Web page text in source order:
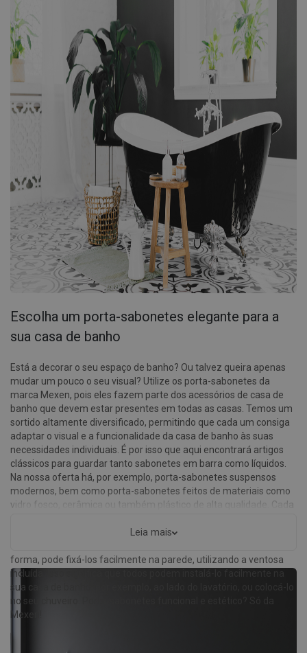
Escolha um porta-sabonetes elegante para a
sua casa de banho
Está a decorar o seu espaço de banho? Ou talvez queira apenas
mudar um pouco o seu visual? Utilize os porta-sabonetes da
marca Mexen, pois eles fazem parte dos acessórios de casa de
banho que devem estar presentes em todas as casas. Temos um
sortido altamente diversificado, permitindo que cada um consiga
adaptar o visual e a funcionalidade da casa de banho às suas
necessidades individuais. É por isso que aqui encontrará artigos
clássicos para guardar tanto sabonetes em barra como líquidos.
Na nossa oferta há, por exemplo, porta-sabonetes suspensos
modernos, bem como porta-sabonetes feitos de materiais como
vidro fosco, cerâmica ou também plástico de alta qualidade. Cada
banho em estilo minimalista, clássico e até rústico. Além disso,
forma, pode fixá-los facilmente na parede, utilizando a ventosa
incluída. Isso significa que todos podem instalá-lo facilmente na
sua casa de banho, por exemplo, ao lado do lavatório, ou colocá-lo
no seu chuveiro. Porta-sabonetes funcional e estético? Só da
Mexen!
Leia mais